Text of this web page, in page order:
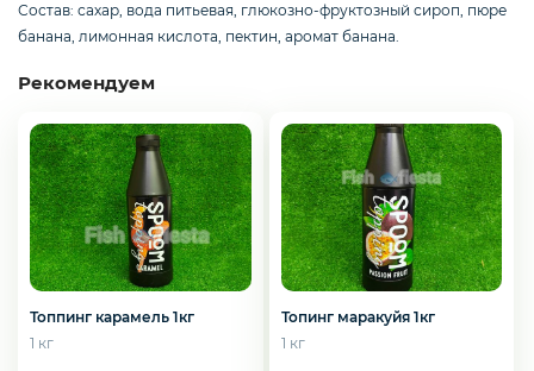
Рыбные пельмени
Панировка
Состав: сахар, вода питьевая, глюкозно-фруктозный сироп, пюре
банана, лимонная кислота, пектин, аромат банана.
Рекомендуем
Топпинг карамель 1кг
1 кг
Топинг маракуйя 1кг
1 кг